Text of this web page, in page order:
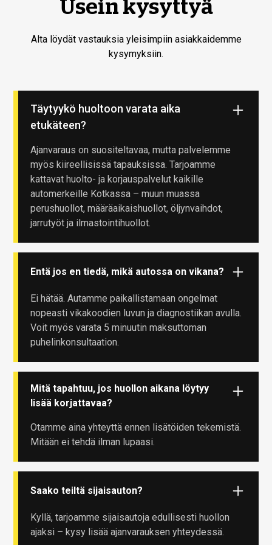
Usein kysyttyä
Alta löydät vastauksia yleisimpiin asiakkaidemme
kysymyksiin.
Täytyykö huoltoon varata aika
etukäteen?
Ajanvaraus on suositeltavaa, mutta palvelemme
myös kiireellisissä tapauksissa. Tarjoamme
kattavat huolto- ja korjauspalvelut kaikille
automerkeille Kotkassa – muun muassa
perushuollot, määräaikaishuollot, öljynvaihdot,
jarrutyöt ja ilmastointihuollot.
Entä jos en tiedä, mikä autossa on vikana?
Ei hätää. Autamme paikallistamaan ongelmat
nopeasti vikakoodien luvun ja diagnostiikan avulla.
Voit myös varata 5 minuutin maksuttoman
puhelinkonsultaation.
Mitä tapahtuu, jos huollon aikana löytyy
lisää korjattavaa?
Otamme aina yhteyttä ennen lisätöiden tekemistä.
Mitään ei tehdä ilman lupaasi.
Saako teiltä sijaisauton?
Kyllä, tarjoamme sijaisautoja edullisesti huollon
ajaksi – kysy lisää ajanvarauksen yhteydessä.